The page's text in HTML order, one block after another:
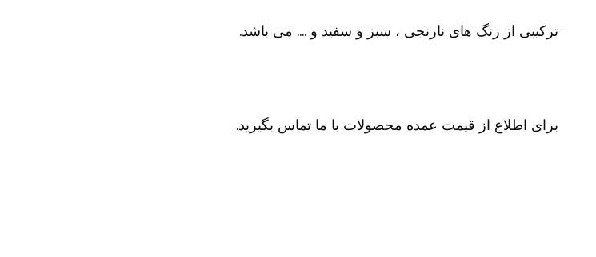
ترکیبی از رنگ های نارنجی ، سبز و سفید و …. می باشد.
برای اطلاع از قیمت عمده محصولات با ما تماس بگیرید.